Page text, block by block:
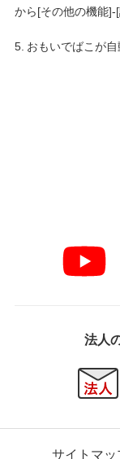
から[その他の機能]-
5. おもいでばこが自
法人
サイトマ